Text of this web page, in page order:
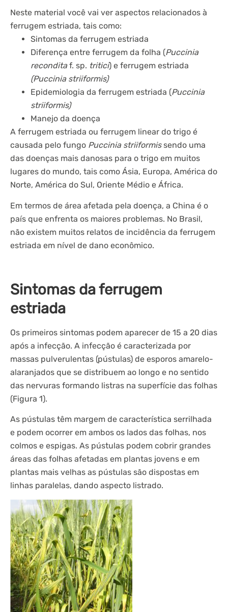
Neste material você vai ver aspectos relacionados à
ferrugem estriada, tais como:
Sintomas da ferrugem estriada
Diferença entre ferrugem da folha (Puccinia
reconditaf. sp. tritici) e ferrugem estriada
(Puccinia striiformis)
Epidemiologia da ferrugem estriada (Puccinia
striiformis)
Manejo da doença
A ferrugem estriada ou ferrugem linear do trigo é
causada pelo fungo Puccinia striiformissendo uma
das doenças mais danosas para o trigo em muitos
lugares do mundo, tais como Ásia, Europa, América do
Norte, América do Sul, Oriente Médio e África.
Em termos de área afetada pela doença, a China é o
país que enfrenta os maiores problemas. No Brasil,
não existem muitos relatos de incidência da ferrugem
estriada em nível de dano econômico.
Sintomas da ferrugem
estriada
Os primeiros sintomas podem aparecer de 15 a 20 dias
após a infecção. A infecção é caracterizada por
massas pulverulentas (pústulas) de esporos amarelo-
alaranjados que se distribuem ao longo e no sentido
das nervuras formando listras na superfície das folhas
(Figura 1).
As pústulas têm margem de característica serrilhada
e podem ocorrer em ambos os lados das folhas, nos
colmos e espigas. As pústulas podem cobrir grandes
áreas das folhas afetadas em plantas jovens e em
plantas mais velhas as pústulas são dispostas em
linhas paralelas, dando aspecto listrado.